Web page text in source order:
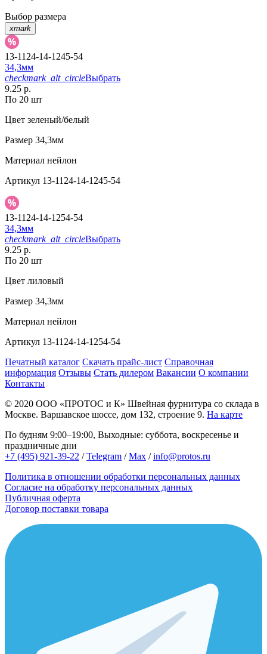
Выбор размера
xmark
13-1124-14-1245-54
34,3мм
checkmark_alt_circleВыбрать
9.25 р.
По 20 шт
Цвет зеленый/белый
Размер 34,3мм
Материал нейлон
Артикул 13-1124-14-1245-54
13-1124-14-1254-54
34,3мм
checkmark_alt_circleВыбрать
9.25 р.
По 20 шт
Цвет лиловый
Размер 34,3мм
Материал нейлон
Артикул 13-1124-14-1254-54
Печатный каталог Скачать прайс-лист Справочная
информация Отзывы Стать дилером Вакансии О компании
Контакты
© 2020 ООО «ПРОТОС и К» Швейная фурнитура со склада в
Москве. Варшавское шоссе, дом 132, строение 9. На карте
По будням 9:00–19:00, Выходные: суббота, воскресенье и
праздничные дни
+7 (495) 921-39-22 /Telegram /Max /info@protos.ru
Политика в отношении обработки персональных данных
Согласие на обработку персональных данных
Публичная оферта
Договор поставки товара